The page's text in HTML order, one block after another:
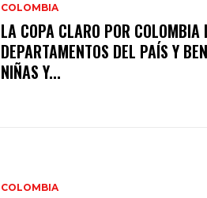
COLOMBIA
LA COPA CLARO POR
DEPARTAMENTOS DEL PAÍS Y
NIÑAS Y...
COLOMBIA